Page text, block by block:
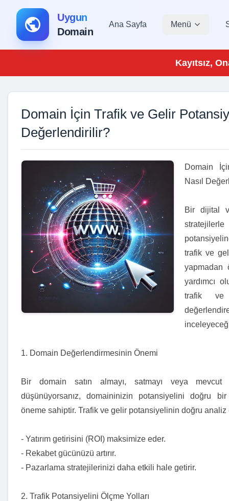
Uygun
Domain
Ana Sayfa Menü
Kayıtsız,
Domain İçin Trafik ve Gelir
Değerlendirilir?
Domain
Nasıl
Bir dijital
trafik ve
yapmadan
yardımcı
trafik ve
1. Domain Değerlendirmesinin Önemi
Bir domain satın almayı, satmayı veya mevcut
düşünüyorsanız, domaininizin potansiyelini doğru
öneme sahiptir. Trafik ve gelir potansiyelinin doğru analiz
- Yatırım getirisini (ROI) maksimize eder.
- Rekabet gücünüzü artırır.
- Pazarlama stratejilerinizi daha etkili hale getirir.
2. Trafik Potansiyelini Ölçme Yolları